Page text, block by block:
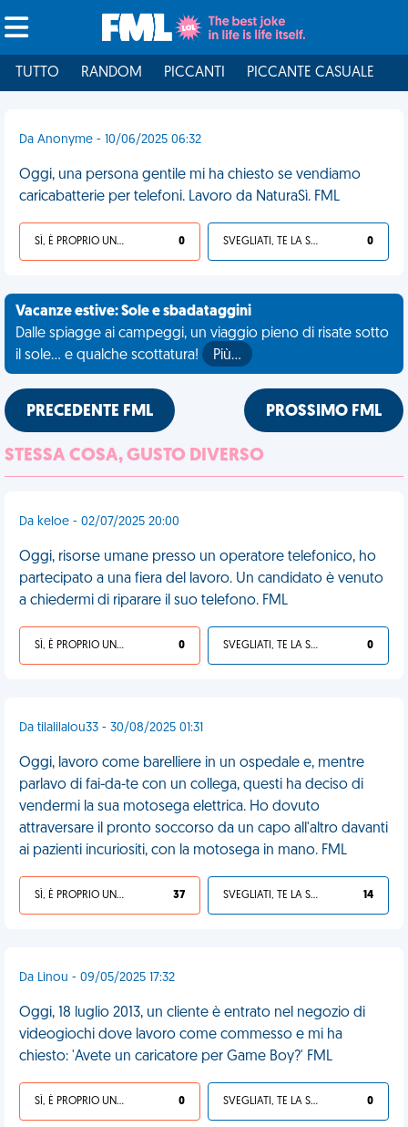
TUTTO RANDOM PICCANTI PICCANTE CASUALE
Da Anonyme - 10/06/2025 06:32
Oggi, una persona gentile mi ha chiesto se vendiamo
caricabatterie per telefoni. Lavoro da NaturaSì. FML
SÌ, È PROPRIO UNA VDM! 0 SVEGLIATI, TE LA SEI CERCATA! 0
Vacanze estive: Sole e sbadataggini
Dalle spiagge ai campeggi, un viaggio pieno di risate sotto
il sole... e qualche scottatura!
Più…
PRECEDENTE FML PROSSIMO FML
STESSA COSA, GUSTO DIVERSO
Da keloe - 02/07/2025 20:00
Oggi, risorse umane presso un operatore telefonico, ho
partecipato a una fiera del lavoro. Un candidato è venuto
a chiedermi di riparare il suo telefono. FML
SÌ, È PROPRIO UNA VDM! 0 SVEGLIATI, TE LA SEI CERCATA! 0
Da tilalilalou33 - 30/08/2025 01:31
Oggi, lavoro come barelliere in un ospedale e, mentre
parlavo di fai-da-te con un collega, questi ha deciso di
vendermi la sua motosega elettrica. Ho dovuto
attraversare il pronto soccorso da un capo all'altro davanti
ai pazienti incuriositi, con la motosega in mano. FML
SÌ, È PROPRIO UNA VDM! 37 SVEGLIATI, TE LA SEI CERCATA! 14
Da Linou - 09/05/2025 17:32
Oggi, 18 luglio 2013, un cliente è entrato nel negozio di
videogiochi dove lavoro come commesso e mi ha
chiesto: 'Avete un caricatore per Game Boy?' FML
SÌ, È PROPRIO UNA VDM! 0 SVEGLIATI, TE LA SEI CERCATA! 0